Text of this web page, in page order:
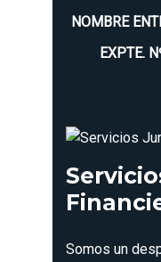
NOMBRE
EXPTE.
Somos un